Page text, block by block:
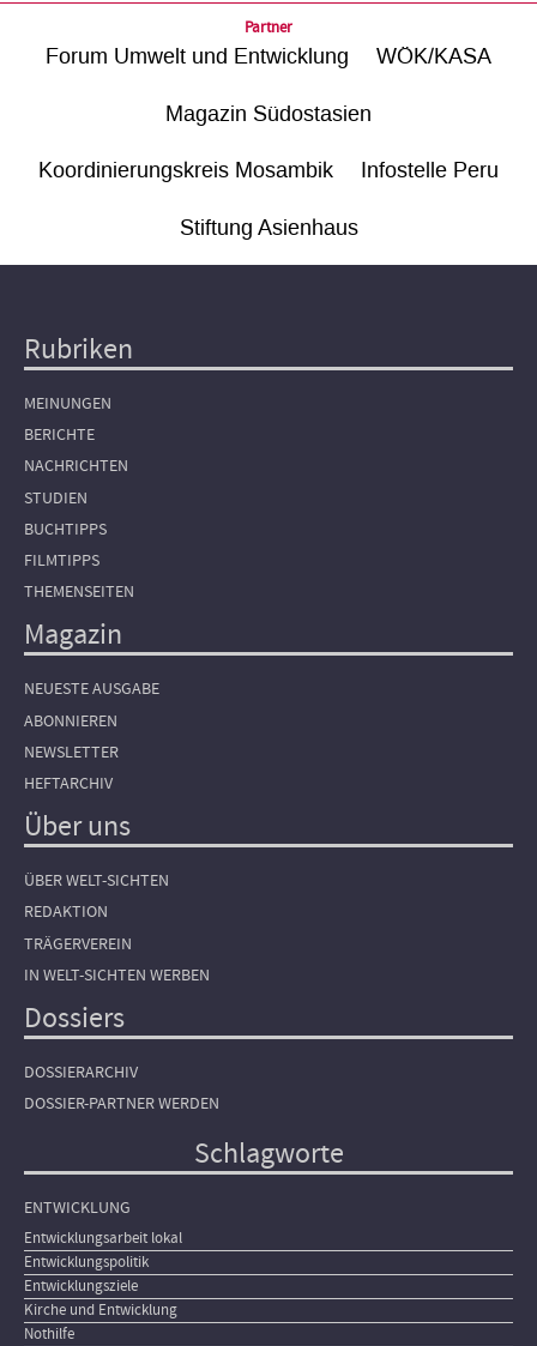
Partner
Forum Umwelt und Entwicklung WÖK/KASA
Magazin Südostasien
Koordinierungskreis Mosambik Infostelle Peru
Stiftung Asienhaus
Hauptnavigation
Rubriken
MEINUNGEN
BERICHTE
NACHRICHTEN
STUDIEN
BUCHTIPPS
FILMTIPPS
THEMENSEITEN
Magazin
NEUESTE AUSGABE
ABONNIEREN
NEWSLETTER
HEFTARCHIV
Über uns
ÜBER WELT-SICHTEN
REDAKTION
TRÄGERVEREIN
IN WELT-SICHTEN WERBEN
Dossiers
DOSSIERARCHIV
DOSSIER-PARTNER WERDEN
Schlagworte
ENTWICKLUNG
Entwicklungsarbeit lokal
Entwicklungspolitik
Entwicklungsziele
Kirche und Entwicklung
Nothilfe